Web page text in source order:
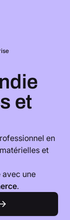
et
en
et
avec une
.